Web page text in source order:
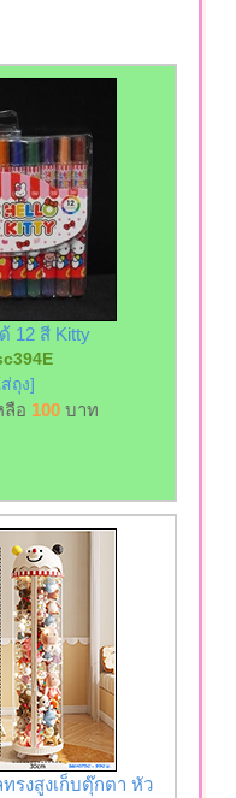
12 สี Kitty
ถุง]
อ 100 บาท
รงสูงเก็บตุ๊กตา หัว